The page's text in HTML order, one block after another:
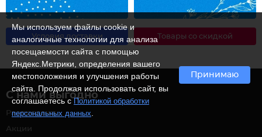
Условия доставки Товары со скидкой
С нами выгодно
Распродажа
Акции
Мы используем файлы cookie и
аналогичные технологии для анализа
посещаемости сайта с помощью
Яндекс.Метрики, определения вашего
местоположения и улучшения работы
сайта. Продолжая использовать сайт, вы
соглашаетесь сПолитикой обработки
персональных данных
Принимаю